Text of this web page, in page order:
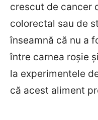
crescut de cancer
colorectal sau de
înseamnă că nu a
între carnea roșie
la experimentele
că acest aliment